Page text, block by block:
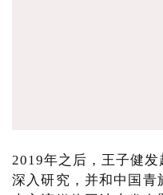
2019年之后，王子健
深入研究，并和中国青